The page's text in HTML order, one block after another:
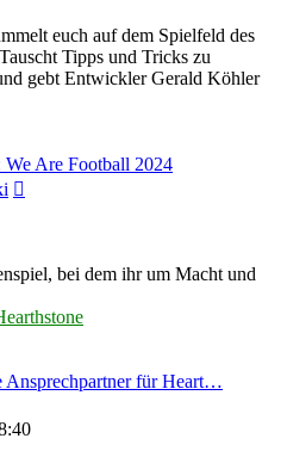
euch auf dem Spielfeld des
Tipps und Tricks zu
gebt Entwickler Gerald Köhler
We Are Football 2024
bei dem ihr um Macht und
Ansprechpartner für Heart…